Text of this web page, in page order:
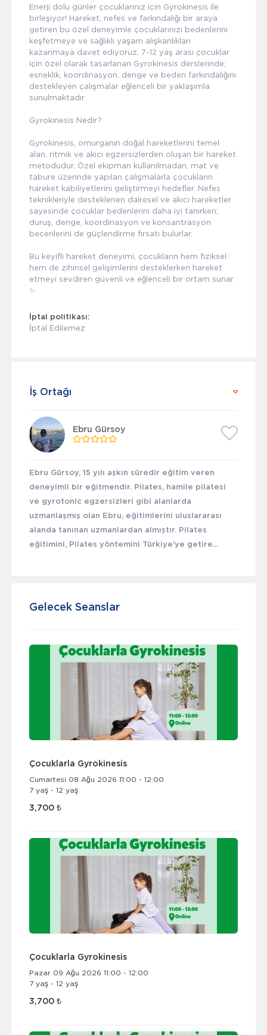
Enerji dolu günler çocuklarınız için Gyrokinesis ile
birleşiyor! Hareket, nefes ve farkındalığı bir araya
getiren bu özel deneyimle çocuklarınızı bedenlerini
keşfetmeye ve sağlıklı yaşam alışkanlıkları
kazanmaya davet ediyoruz. 7-12 yaş arası çocuklar
için özel olarak tasarlanan Gyrokinesis derslerinde;
esneklik, koordinasyon, denge ve beden farkındalığını
destekleyen çalışmalar eğlenceli bir yaklaşımla
sunulmaktadır.
Gyrokinesis Nedir?
Gyrokinesis, omurganın doğal hareketlerini temel
alan, ritmik ve akıcı egzersizlerden oluşan bir hareket
metodudur. Özel ekipman kullanılmadan, mat ve
tabure üzerinde yapılan çalışmalarla çocukların
hareket kabiliyetlerini geliştirmeyi hedefler. Nefes
teknikleriyle desteklenen dairesel ve akıcı hareketler
sayesinde çocuklar bedenlerini daha iyi tanırken;
duruş, denge, koordinasyon ve konsantrasyon
becerilerini de güçlendirme fırsatı bulurlar.
Bu keyifli hareket deneyimi, çocukların hem fiziksel
hem de zihinsel gelişimlerini desteklerken hareket
etmeyi sevdiren güvenli ve eğlenceli bir ortam sunar.
✨
İptal politikası:
İptal Edilemez
İş Ortağı
Ebru Gürsoy
Ebru Gürsoy, 15 yılı aşkın süredir eğitim veren
deneyimli bir eğitmendir. Pilates, hamile pilatesi
ve gyrotonic egzersizleri gibi alanlarda
uzmanlaşmış olan Ebru, eğitimlerini uluslararası
alanda tanınan uzmanlardan almıştır. Pilates
eğitimini, Pilates yöntemini Türkiye'ye getire...
Gelecek Seanslar
Çocuklarla Gyrokinesis
Cumartesi 08 Ağu 2026 11:00 - 12:00
7 yaş - 12 yaş
3,700 ₺
Çocuklarla Gyrokinesis
Pazar 09 Ağu 2026 11:00 - 12:00
7 yaş - 12 yaş
3,700 ₺